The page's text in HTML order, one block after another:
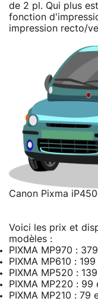
de 2 pl. Qui plus
fonction
impression recto/
Canon Pixma
Voici les prix et
modèles :
PIXMA MP970 :
PIXMA MP610 :
PIXMA MP520 :
PIXMA MP220 :
PIXMA MP210 : 79